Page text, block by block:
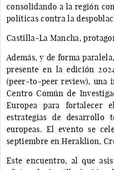
consolidando a la región
políticas contra la
Castilla-La Mancha,
Además, y de forma
presente en la edición
(peer-to-peer review), una
Centro Común de
Europea para fortalecer
estrategias de desarrollo
europeas. El evento se
septiembre en Heraklion,
Este encuentro, al que